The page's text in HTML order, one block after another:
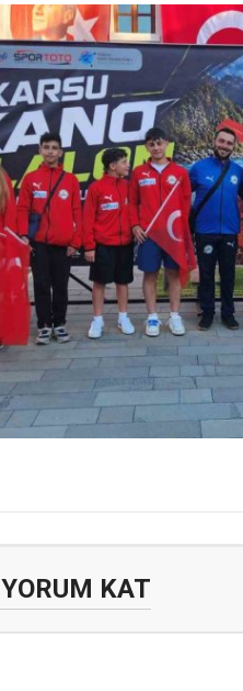
YORUM KAT